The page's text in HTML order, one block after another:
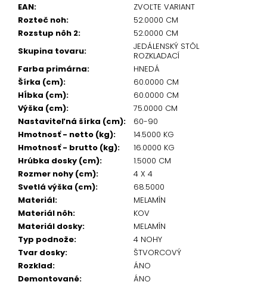
EAN:
ZVOĽTE VARIANT
Rozteč noh:
52.0000 CM
Rozstup nôh 2:
52.0000 CM
Skupina tovaru:
JEDÁLENSKÝ STÔL
ROZKLADACÍ
Farba primárna:
HNEDÁ
Šírka (cm):
60.0000 CM
Hĺbka (cm):
60.0000 CM
Výška (cm):
75.0000 CM
Nastaviteľná šírka (cm):
60-90
Hmotnosť - netto (kg):
14.5000 KG
Hmotnosť - brutto (kg):
16.0000 KG
Hrúbka dosky (cm):
1.5000 CM
Rozmer nohy (cm):
4 X 4
Svetlá výška (cm):
68.5000
Materiál:
MELAMÍN
Materiál nôh:
KOV
Materiál dosky:
MELAMÍN
Typ podnože:
4 NOHY
Tvar dosky:
ŠTVORCOVÝ
Rozklad:
ÁNO
Demontované:
ÁNO